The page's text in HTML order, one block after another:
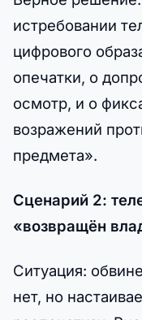
истребовании
цифрового
опечатки, о
осмотр, и о
возражений
предмета».
Сценарий 2:
«возвращён
Ситуация:
нет, но